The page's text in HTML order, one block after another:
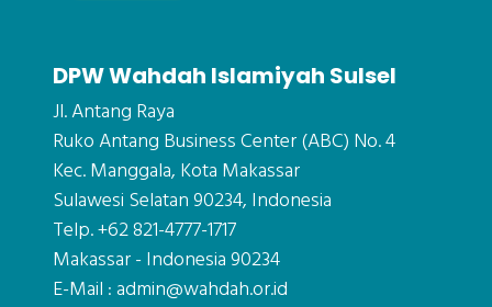
DPW Wahdah Islamiyah Sulsel
Jl. Antang Raya
Ruko Antang Business Center (ABC) No. 4
Kec. Manggala, Kota Makassar
Sulawesi Selatan 90234, Indonesia
Telp. +62 821-4777-1717
Makassar - Indonesia 90234
E-Mail : admin@wahdah.or.id